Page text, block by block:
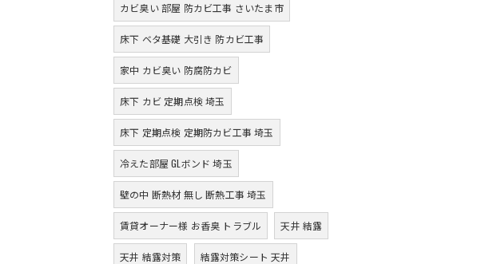
カビ臭い 部屋 防カビ工事 さいたま市
床下 ベタ基礎 大引き 防カビ工事
家中 カビ臭い 防腐防カビ
床下 カビ 定期点検 埼玉
床下 定期点検 定期防カビ工事 埼玉
冷えた部屋 GLボンド 埼玉
壁の中 断熱材 無し 断熱工事 埼玉
賃貸オーナー様 お香臭 トラブル 天井 結露
天井 結露対策 結露対策シート 天井